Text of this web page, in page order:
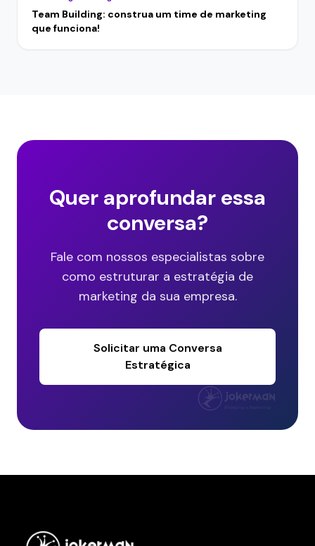
Team Building: construa um time de marketing
que funciona!
Quer aprofundar essa
conversa?
Fale com nossos especialistas sobre
como estruturar a estratégia de
marketing da sua empresa.
Solicitar uma Conversa
Estratégica